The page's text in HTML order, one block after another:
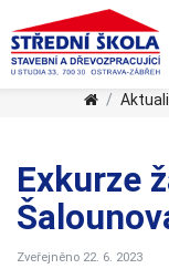
Exkurze
Zveřejněno 22. 6. 2023